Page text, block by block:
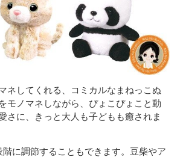
ネしてくれる、コミカルなまねっこぬ
モノマネしながら、ぴょこぴょこと動
さに、きっと大人も子どもも癒されま
に調節することもできます。豆柴やア